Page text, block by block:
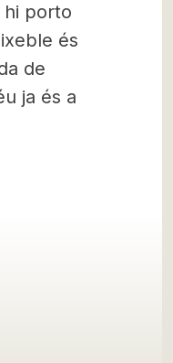
hi porto
és
de
ja és a